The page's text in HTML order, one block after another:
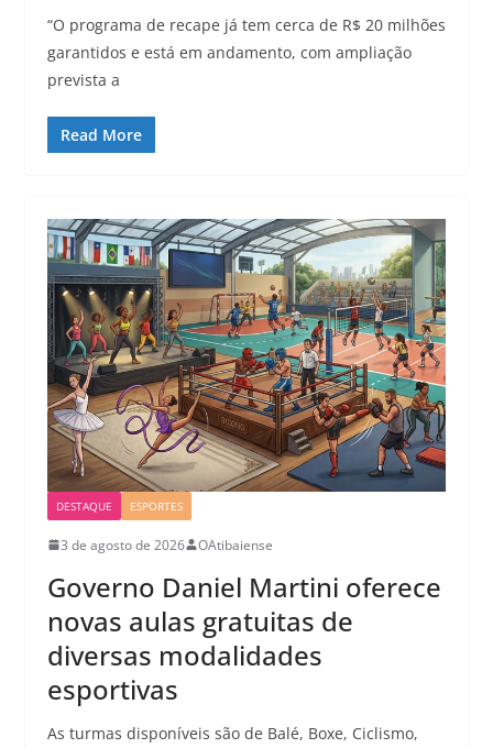
“O programa de recape já tem cerca de R$ 20 milhões
garantidos e está em andamento, com ampliação
prevista a
Read More
DESTAQUE ESPORTES
3 de agosto de 2026 OAtibaiense
Governo Daniel Martini oferece
novas aulas gratuitas de
diversas modalidades
esportivas
As turmas disponíveis são de Balé, Boxe, Ciclismo,